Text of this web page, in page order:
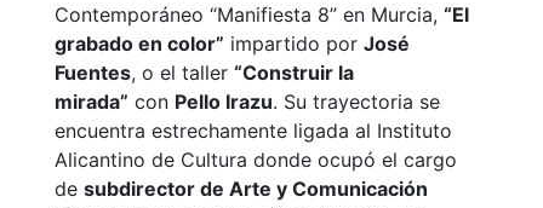
Contemporáneo “Manifiesta 8” en Murcia, “El
grabado en color” impartido por José
Fuentes, o el taller “Construir la
mirada” con Pello Irazu. Su trayectoria se
encuentra estrechamente ligada al Instituto
Alicantino de Cultura donde ocupó el cargo
de subdirector de Arte y Comunicación